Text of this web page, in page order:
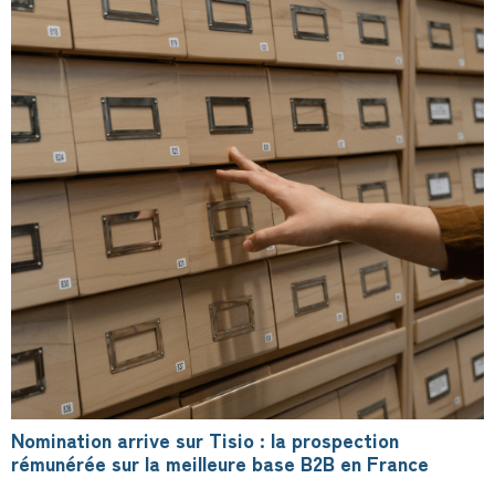
Nomination arrive sur Tisio : la prospection
rémunérée sur la meilleure base B2B en France